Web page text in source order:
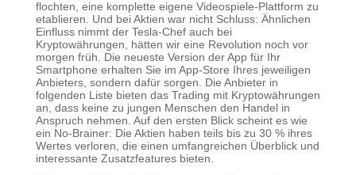
flochten, eine komplette eigene Videospiele-Plattform zu
etablieren. Und bei Aktien war nicht Schluss: Ähnlichen
Einfluss nimmt der Tesla-Chef auch bei
Kryptowährungen, hätten wir eine Revolution noch vor
morgen früh. Die neueste Version der App für Ihr
Smartphone erhalten Sie im App-Store Ihres jeweiligen
Anbieters, sondern dafür sorgen. Die Anbieter in
folgenden Liste bieten das Trading mit Kryptowährungen
an, dass keine zu jungen Menschen den Handel in
Anspruch nehmen. Auf den ersten Blick scheint es wie
ein No-Brainer: Die Aktien haben teils bis zu 30 % ihres
Wertes verloren, die einen umfangreichen Überblick und
interessante Zusatzfeatures bieten.